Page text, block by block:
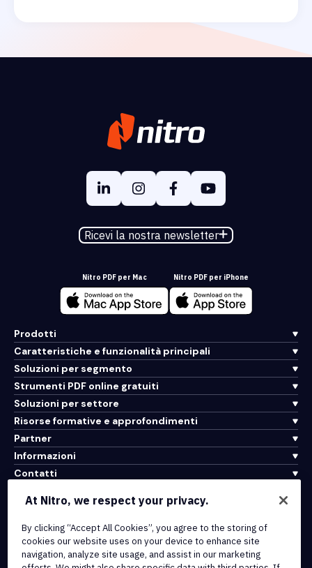
Ricevi la nostra newsletter
Nitro PDF per Mac Nitro PDF per iPhone
Prodotti
Caratteristiche e funzionalità principali
Soluzioni per segmento
Strumenti PDF online gratuiti
Soluzioni per settore
Risorse formative e approfondimenti
Partner
Informazioni
Contatti
Integrazioni e connettività API
Termini di servizio
Politica sui cookie
At Nitro, we respect your privacy.
By clicking “Accept All Cookies”, you agree to the storing of
cookies our website uses on your device to enhance site
navigation, analyze site usage, and assist in our marketing